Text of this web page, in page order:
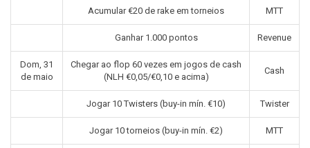
Acumular €20 de rake em torneios MTT
Ganhar 1.000 pontos Revenue
Dom, 31
de maio
Chegar ao flop 60 vezes em jogos de cash
(NLH €0,05/€0,10 e acima)
Cash
Jogar 10 Twisters (buy-in mín. €10) Twister
Jogar 10 torneios (buy-in mín. €2) MTT